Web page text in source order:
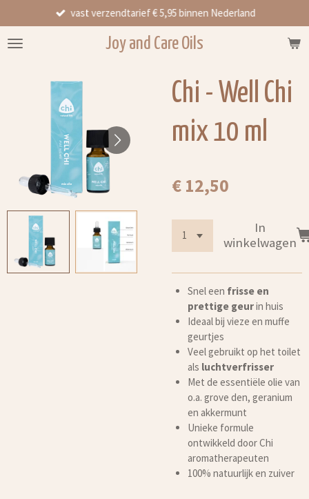
direct
naar
Joy and Care Oils
vast verzendtarief € 5,95 binnen Nederland
Chi - Well Chi
mix 10 ml
€ 12,50
In
winkelwagen
Snel een frisse en
prettige geurin huis
Ideaal bij vieze en muffe
geurtjes
Veel gebruikt op het toilet
als luchtverfrisser
Met de essentiële olie van
o.a. grove den, geranium
en akkermunt
Unieke formule
ontwikkeld door Chi
aromatherapeuten
100% natuurlijk en zuiver